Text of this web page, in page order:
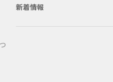
新着情報